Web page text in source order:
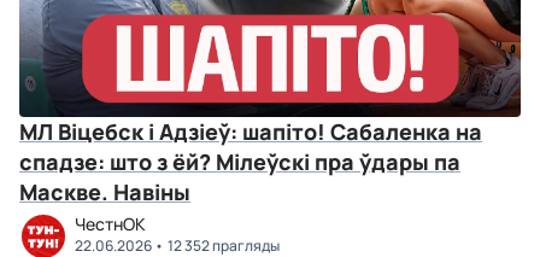
МЛ Віцебск і Адзіеў: шапіто! Сабаленка на
спадзе: што з ёй? Мілеўскі пра ўдары па
Маскве. Навіны
ЧестнОК
22.06.2026 12 352 прагляды